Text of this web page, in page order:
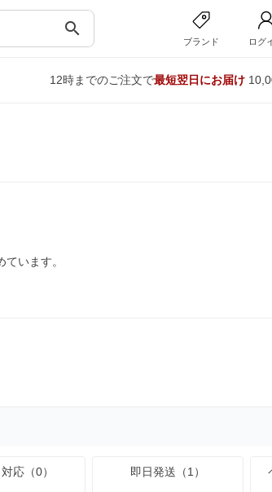
search
ブランド ログ
12時までのご注文で最短翌日にお届け
います。
応（0） 即日発送（1）